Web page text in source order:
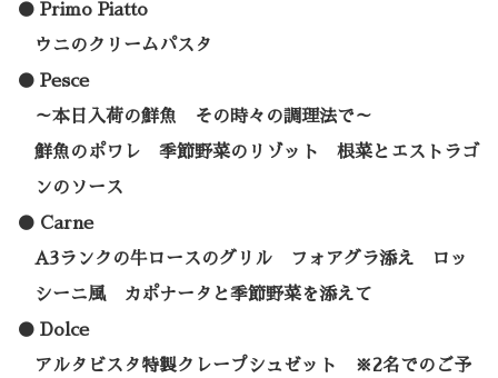
Primo Piatto
ウニのクリームパスタ
Pesce
～本日入荷の鮮魚 その時々の調理法で～
鮮魚のポワレ 季節野菜のリゾット 根菜とエストラゴ
ンのソース
Carne
A3ランクの牛ロースのグリル フォアグラ添え ロッ
シーニ風 カポナータと季節野菜を添えて
Dolce
アルタビスタ特製クレープシュゼット ※2名でのご予